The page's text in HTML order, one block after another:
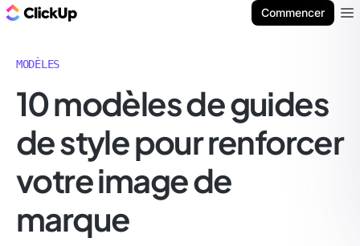
Commencer
MODÈLES
10 modèles de guides
de style pour renforcer
votre image de
marque